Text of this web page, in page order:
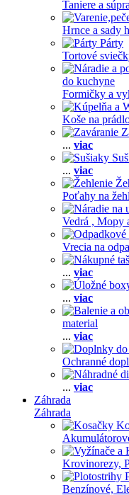
Taniere a
Hrnce a sady
Párty
Tortové
do kuchyne
Formičky a
Koše na
... viac
... viac
Poťahy na
Vedrá , Mopy
Vrecia na
... viac
... viac
material
... viac
Ochranné
... viac
Záhrada
Záhrada
Krovinorezy,
Benzínové,